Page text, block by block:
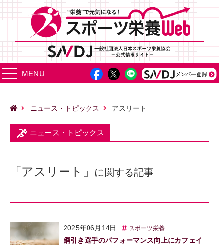
MENU
ニュース・トピックス アスリート
ニュース・トピックス
「アスリート」 に関する記事
2025年06月14日 スポーツ栄養
綱引き選手のパフォーマンス向上にカフェイ